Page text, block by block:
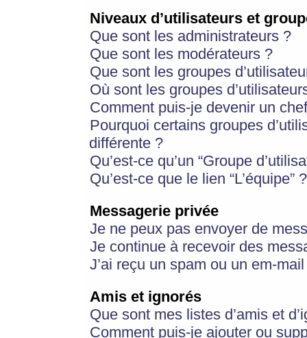
Niveaux d’utilisateurs et
Que sont les administrateurs ?
Que sont les modérateurs ?
Que sont les groupes
Où sont les groupes
Comment puis-je devenir un
Pourquoi certains groupes
différente ?
Qu’est-ce qu’un “Groupe
Qu’est-ce que le lien “L’équipe” ?
Messagerie privée
Je ne peux pas envoyer de
Je continue à recevoir des
J’ai reçu un spam ou un em-
Amis et ignorés
Que sont mes listes d’amis et
Comment puis-je ajouter ou